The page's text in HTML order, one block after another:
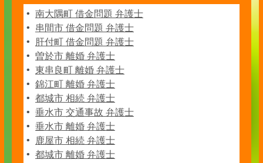
南大隅町 借金問題 弁護士
串間市 借金問題 弁護士
肝付町 借金問題 弁護士
曽於市 離婚 弁護士
東串良町 離婚 弁護士
錦江町 離婚 弁護士
都城市 相続 弁護士
垂水市 交通事故 弁護士
垂水市 離婚 弁護士
鹿屋市 相続 弁護士
都城市 離婚 弁護士